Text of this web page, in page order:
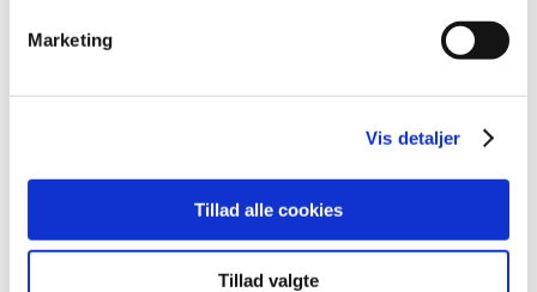
Marketing
Vis detaljer
Tillad alle cookies
Tillad valgte
|3. marts 2025
Videnskabsetiske Medicinske Komiteer udarbejdet en…
Alle (2506)
2026 (84)